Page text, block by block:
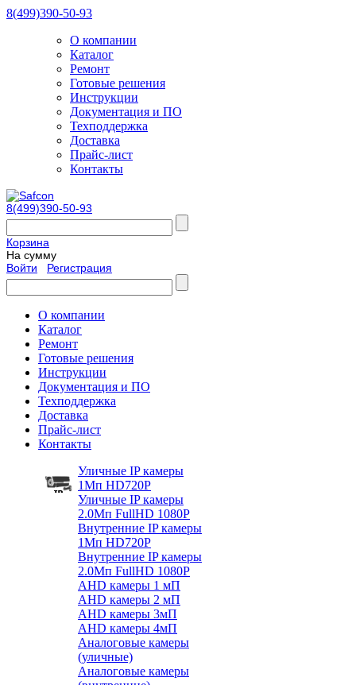
8(499)390-50-93
О компании
Каталог
Ремонт
Готовые решения
Инструкции
Документация и ПО
Техподдержка
Доставка
Прайс-лист
Контакты
8(499)390-50-93
Корзина
На сумму
Войти
Регистрация
О компании
Каталог
Ремонт
Готовые решения
Инструкции
Документация и ПО
Техподдержка
Доставка
Прайс-лист
Контакты
Уличные IP камеры
1Мп HD720P
Уличные IP камеры
2.0Мп FullHD 1080P
Внутренние IP камеры
1Мп HD720P
Внутренние IP камеры
2.0Мп FullHD 1080P
AHD камеры 1 мП
AHD камеры 2 мП
AHD камеры 3мП
AHD камеры 4мП
Аналоговые камеры
(уличные)
Аналоговые камеры